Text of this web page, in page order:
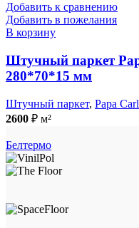
Добавить к сравнению
Добавить в пожелания
В корзину
Штучный паркет
280*70*15 мм
Штучный паркет, Papa
2600 ₽ м²
Белтермо